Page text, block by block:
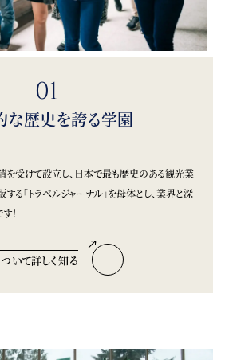
01
な歴史を誇る学園
を受けて設立し、日本で最も歴史のある観光業
「トラベルジャーナル」を母体とし、業界と深
！
いて詳しく知る